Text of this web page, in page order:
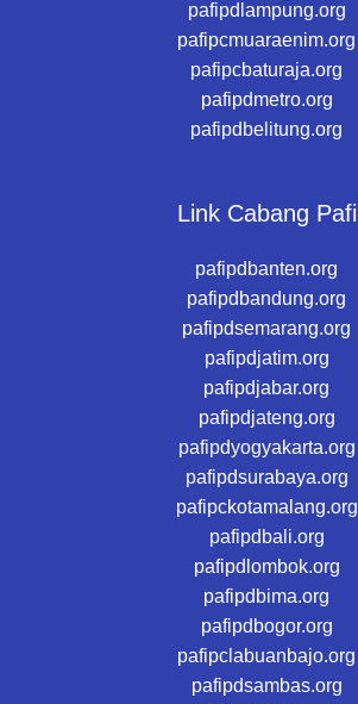
pafipdlampung.org
pafipcmuaraenim.org
pafipcbaturaja.org
pafipdmetro.org
pafipdbelitung.org
Link Cabang Pafi
pafipdbanten.org
pafipdbandung.org
pafipdsemarang.org
pafipdjatim.org
pafipdjabar.org
pafipdjateng.org
pafipdyogyakarta.org
pafipdsurabaya.org
pafipckotamalang.org
pafipdbali.org
pafipdlombok.org
pafipdbima.org
pafipdbogor.org
pafipclabuanbajo.org
pafipdsambas.org